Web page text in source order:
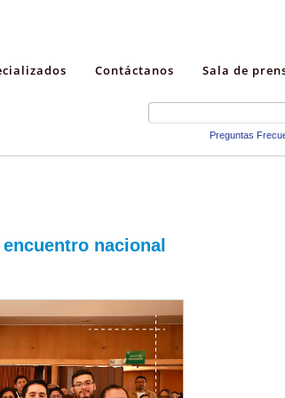
Contáctanos Sala de
Preguntas
nacional